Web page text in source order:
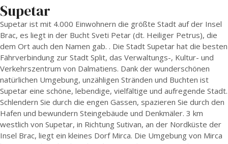
Supetar
Supetar ist mit 4.000 Einwohnern die größte Stadt auf der Insel
Brac, es liegt in der Bucht Sveti Petar (dt. Heiliger Petrus), die
dem Ort auch den Namen gab. . Die Stadt Supetar hat die besten
Fährverbindung zur Stadt Split, das Verwaltungs-, Kultur- und
Verkehrszentrum von Dalmatiens. Dank der wunderschönen
natürlichen Umgebung, unzähligen Stränden und Buchten ist
Supetar eine schöne, lebendige, vielfältige und aufregende Stadt.
Schlendern Sie durch die engen Gassen, spazieren Sie durch den
Hafen und bewundern Steingebäude und Denkmäler. 3 km
westlich von Supetar, in Richtung Sutivan, an der Nordküste der
Insel Brac, liegt ein kleines Dorf Mirca. Die Umgebung von Mirca